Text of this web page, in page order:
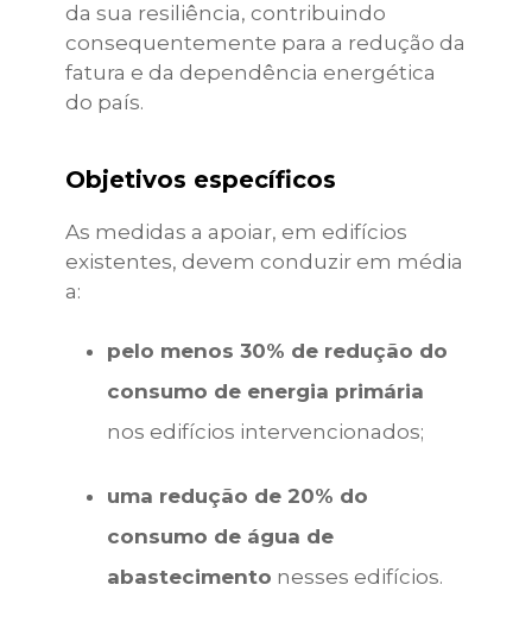
da sua resiliência, contribuindo
consequentemente para a redução da
fatura e da dependência energética
do país.
Objetivos específicos
As medidas a apoiar, em edifícios
existentes, devem conduzir em média
a:
pelo menos 30% de redução do
consumo de energia primária
nos edifícios intervencionados;
uma redução de 20% do
consumo de água de
abastecimento nesses edifícios.